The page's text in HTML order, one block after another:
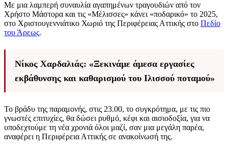
Με μια λαμπερή συναυλία αγαπημένων τραγουδιών από τον
Χρήστο Μάστορα και τις «Μέλισσες» κάνει «ποδαρικό» το 2025,
στο Χριστουγεννιάτικο Χωριό της Περιφέρειας Αττικής στο Πεδίο
του Άρεως.
Νίκος Χαρδαλιάς: «Ξεκινάμε άμεσα εργασίες
εκβάθυνσης και καθαρισμού του Ιλισσού ποταμού»
Το βράδυ της παραμονής, στις 23.00, το συγκρότημα, με τις πιο
γνωστές επιτυχίες, θα δώσει ρυθμό, κέφι και αισιοδοξία, για να
υποδεχτούμε τη νέα χρονιά όλοι μαζί, σαν μια μεγάλη παρέα,
αναφέρει η Περιφέρεια Αττικής σε ανακοίνωσή της.